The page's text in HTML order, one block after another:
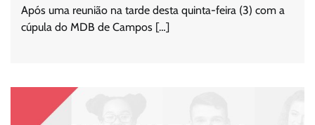
Após uma reunião na tarde desta quinta-feira (3) com a
cúpula do MDB de Campos […]